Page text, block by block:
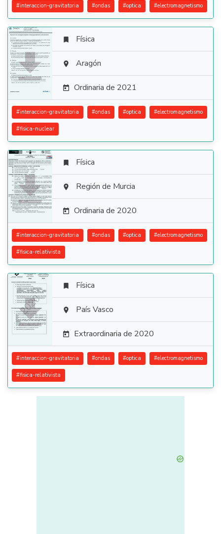
#interaccion-gravitatoria #ondas #optica #electromagnetismo

 Física
 Aragón
 Ordinaria de 2021
#interaccion-gravitatoria #ondas #optica #electromagnetismo
#fisica-nuclear

 Física
 Región de Murcia
 Ordinaria de 2020
#interaccion-gravitatoria #ondas #optica #electromagnetismo
#fisica-relativista

 Física
 País Vasco
 Extraordinaria de 2020
#interaccion-gravitatoria #ondas #optica #electromagnetismo
#fisica-relativista